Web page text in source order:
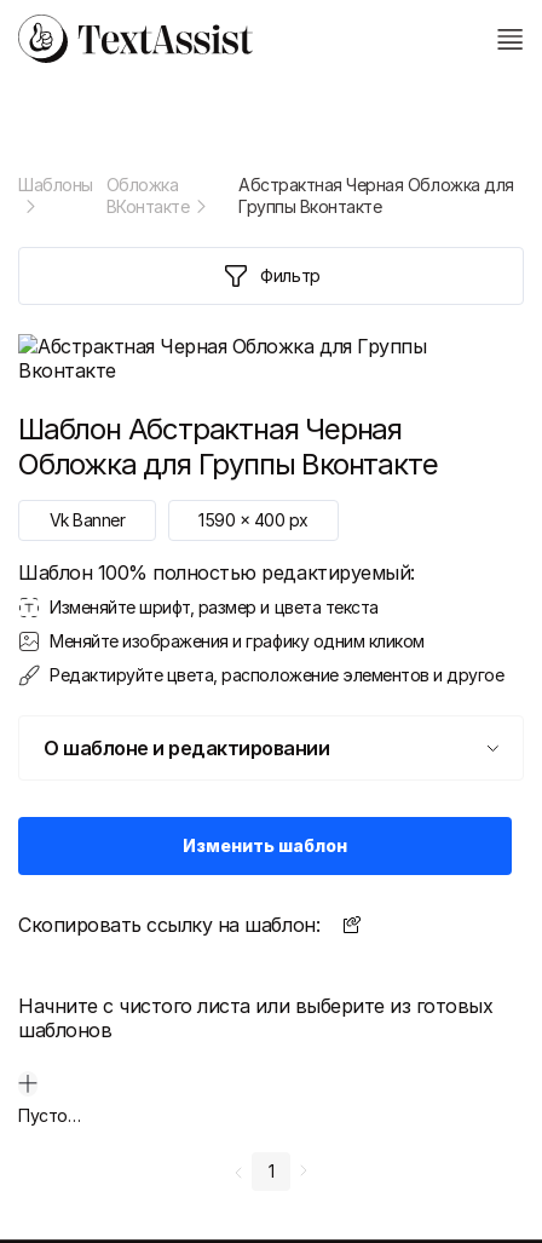
Шаблоны
Обложка
ВКонтакте
Абстрактная Черная Обложка для
Группы Вконтакте
Фильтр
Шаблон Абстрактная Черная
Обложка для Группы Вконтакте
Vk Banner 1590 x 400 px
Шаблон 100% полностью редактируемый:
Изменяйте шрифт, размер и цвета текста
Меняйте изображения и графику одним кликом
Редактируйте цвета, расположение элементов и другое
О шаблоне и редактировании
Изменить шаблон
Скопировать ссылку на шаблон:
Начните с чистого листа или выберите из готовых
шаблонов
Пустой дизайн-макет
1